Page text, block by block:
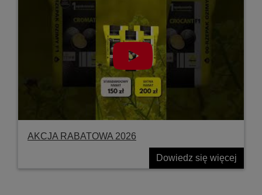
AKCJA RABATOWA 2026
Dowiedz się więcej